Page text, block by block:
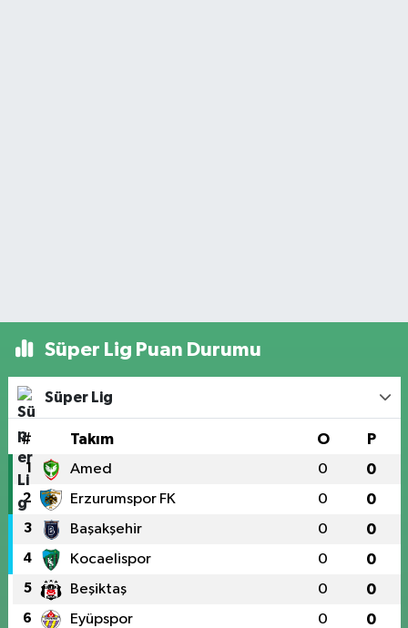
Süper Lig Puan Durumu
Süper Lig
# Takım O P
1 Amed 0 0
2 Erzurumspor FK 0 0
3 Başakşehir 0 0
4 Kocaelispor 0 0
5 Beşiktaş 0 0
6 Eyüpspor 0 0